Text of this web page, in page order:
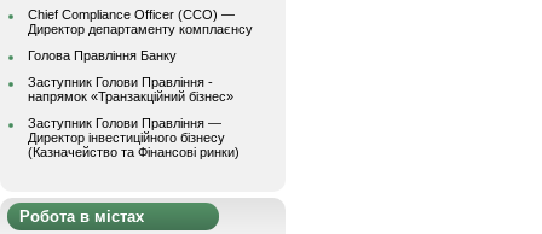
Chief Compliance Officer (CCO) —
Директор департаменту комплаєнсу
Голова Правління Банку
Заступник Голови Правління -
напрямок «Транзакційний бізнес»
Заступник Голови Правління —
Директор інвестиційного бізнесу
(Казначейство та Фінансові ринки)
Робота в містах